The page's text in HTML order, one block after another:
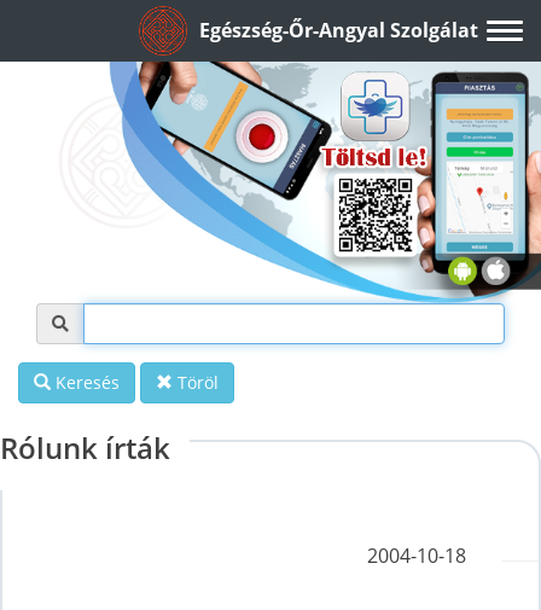
Egészség-Őr-Angyal Szolgálat
Keresés Töröl
Rólunk írták
2004-10-18